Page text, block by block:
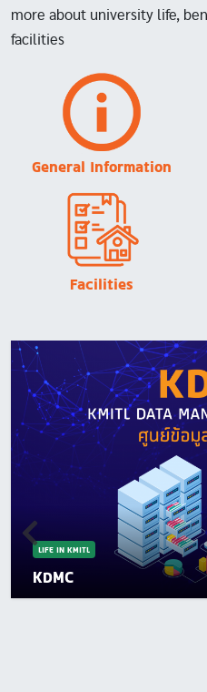
more about university life,
facilities
Image
General Information
Image
Facilities
LIFE IN KMITL
KDMC